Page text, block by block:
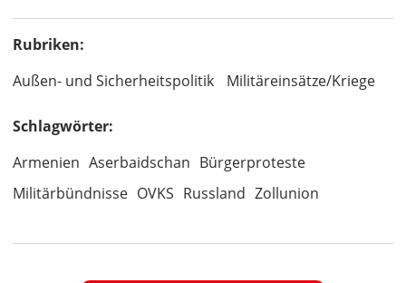
Rubriken:
Außen- und Sicherheitspolitik
Militäreinsätze/Kriege
Schlagwörter:
Armenien Aserbaidschan Bürgerproteste
Militärbündnisse OVKS Russland Zollunion